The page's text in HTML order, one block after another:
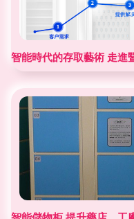
智能時代的存取藝術 走進